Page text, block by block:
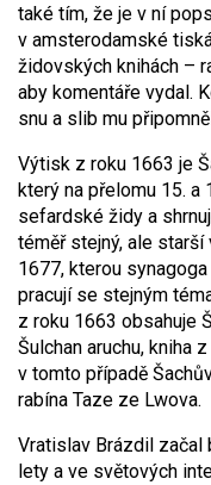
také tím, že je v ní
v amsterodamské
židovských knihách –
aby komentáře vydal.
snu a slib mu
Výtisk z roku 1663 je
který na přelomu 15.
sefardské židy a
téměř stejný, ale starší
1677, kterou
pracují se stejným
z roku 1663 obsahuje
Šulchan aruchu, kniha
v tomto případě
rabína Taze ze Lwova.
Vratislav Brázdil začal
lety a ve světových